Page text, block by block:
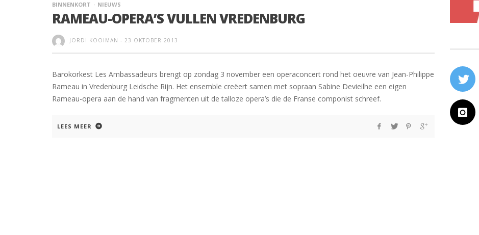
BINNENKORT NIEUWS
RAMEAU-OPERA’S VULLEN VREDENBURG
JORDI KOOIMAN - 23 OKTOBER 2013
Barokorkest Les Ambassadeurs brengt op zondag 3 november een operaconcert rond het oeuvre van Jean-Philippe
Rameau in Vredenburg Leidsche Rijn. Het ensemble creëert samen met sopraan Sabine Devieilhe een eigen
Rameau-opera aan de hand van fragmenten uit de talloze opera’s die de Franse componist schreef.
LEES MEER